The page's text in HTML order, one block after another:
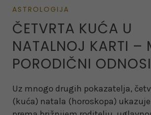
ASTROLOGIJA
ČETVRTA KUĆA U
NATALNOJ KARTI –
PORODIČNI ODNOSI
Uz mnogo drugih pokazatelja,
(kuća) natala (horoskopa)